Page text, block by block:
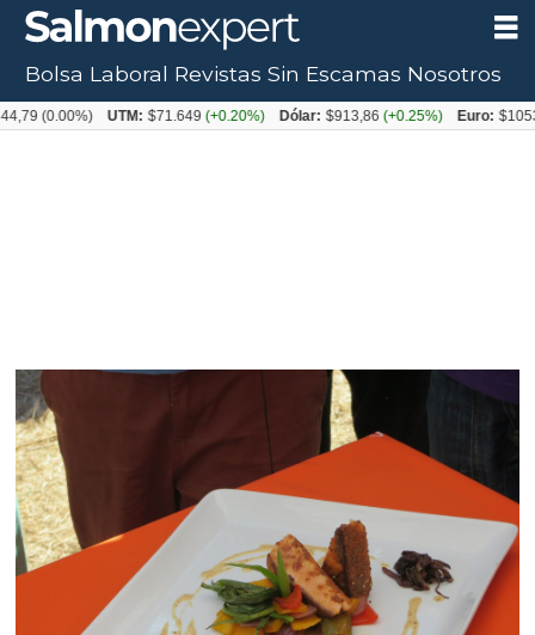
Bolsa Laboral Revistas Sin Escamas Nosotros
UTM: $71.649(+0.20%) Dólar: $913,86(+0.25%) Euro: $1053,08(-